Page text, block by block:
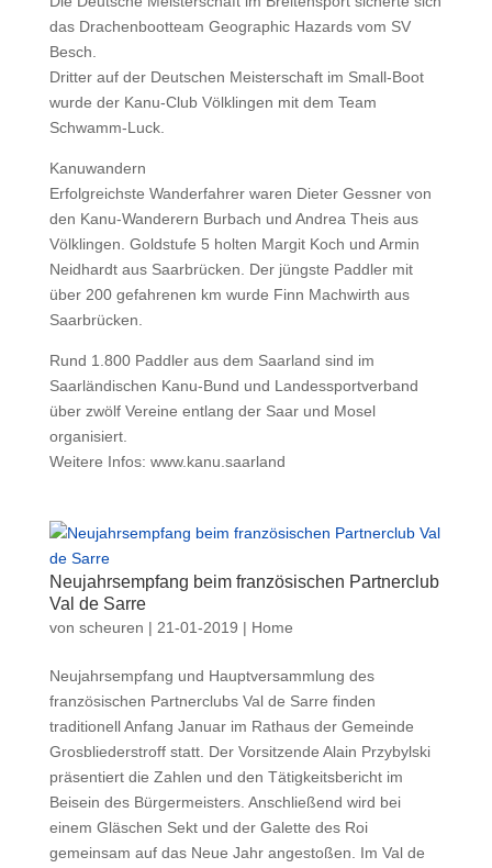
das Drachenbootteam Geographic Hazards vom SV
Besch.
Dritter auf der Deutschen Meisterschaft im Small-Boot
wurde der Kanu-Club Völklingen mit dem Team
Schwamm-Luck.
Kanuwandern
Erfolgreichste Wanderfahrer waren Dieter Gessner von
den Kanu-Wanderern Burbach und Andrea Theis aus
Völklingen. Goldstufe 5 holten Margit Koch und Armin
Neidhardt aus Saarbrücken. Der jüngste Paddler mit
über 200 gefahrenen km wurde Finn Machwirth aus
Saarbrücken.
Rund 1.800 Paddler aus dem Saarland sind im
Saarländischen Kanu-Bund und Landessportverband
über zwölf Vereine entlang der Saar und Mosel
organisiert.
Weitere Infos: www.kanu.saarland
Neujahrsempfang beim französischen Partnerclub
Val de Sarre
von scheuren | 21-01-2019 | Home
Neujahrsempfang und Hauptversammlung des
französischen Partnerclubs Val de Sarre finden
traditionell Anfang Januar im Rathaus der Gemeinde
Grosbliederstroff statt. Der Vorsitzende Alain Przybylski
präsentiert die Zahlen und den Tätigkeitsbericht im
Beisein des Bürgermeisters. Anschließend wird bei
einem Gläschen Sekt und der Galette des Roi
gemeinsam auf das Neue Jahr angestoßen. Im Val de